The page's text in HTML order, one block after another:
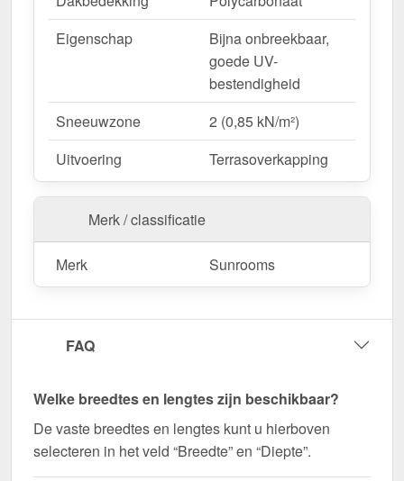
Eigenschap
Bijna onbreekbaar,
goede UV-
bestendigheid
Sneeuwzone
2 (0,85 kN/m²)
Uitvoering
Terrasoverkapping
Merk / classificatie
Merk Sunrooms
FAQ
Welke breedtes en lengtes zijn beschikbaar?
De vaste breedtes en lengtes kunt u hierboven
selecteren in het veld “Breedte” en “Diepte”.